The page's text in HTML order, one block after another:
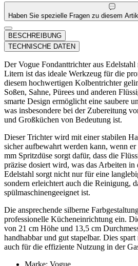
Haben Sie spezielle Fragen zu diesem
BESCHREIBUNG
TECHNISCHE DATEN
Der Vogue Fondanttrichter aus
Litern ist das ideale Werkzeug für die
diesem hochwertigen Kolbentrichter
Soßen, Sahne, Pürees und anderen
smarte Design ermöglicht eine saubere
was insbesondere bei der Zubereitung
und Großküchen von Bedeutung ist.
Dieser Trichter wird mit einer stabilen
sicher aufbewahrt werden kann, wenn
mm Spritzdüse sorgt dafür, dass die
präzise dosiert wird, was das Arbeiten
Edelstahl sorgt nicht nur für eine
sondern erleichtert auch die Reinigung,
spülmaschinengeeignet ist.
Die ansprechende silberne
professionelle Kücheneinrichtung ein.
von 21 cm Höhe und 13,5 cm
handhabbar und gut stapelbar. Dies
auch für die effiziente Nutzung in der
Marke: Vogue